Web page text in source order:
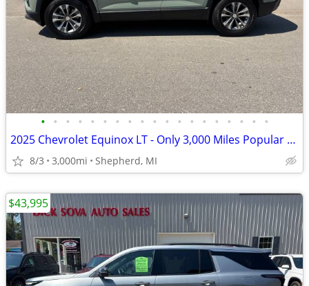
• • • • • • • • • • • • • • • • • • •
2025 Chevrolet Equinox LT - Only 3,000 Miles Popular Cacti Green Color
8/3 3,000mi Shepherd, MI
$43,995